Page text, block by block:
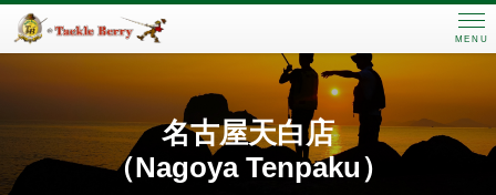
MENU
名古屋天白店
（Nagoya Tenpaku）